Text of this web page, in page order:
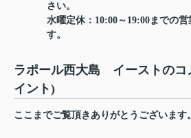
さい。
水曜定休：10:00～19:00までの
す。
ラポール西大島 イーストのコ
イント)
ここまでご覧頂きありがとうございます。